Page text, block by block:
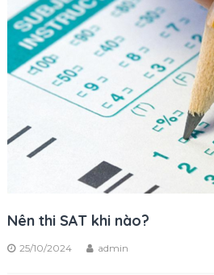
Nên thi SAT khi nào?
25/10/2024 admin